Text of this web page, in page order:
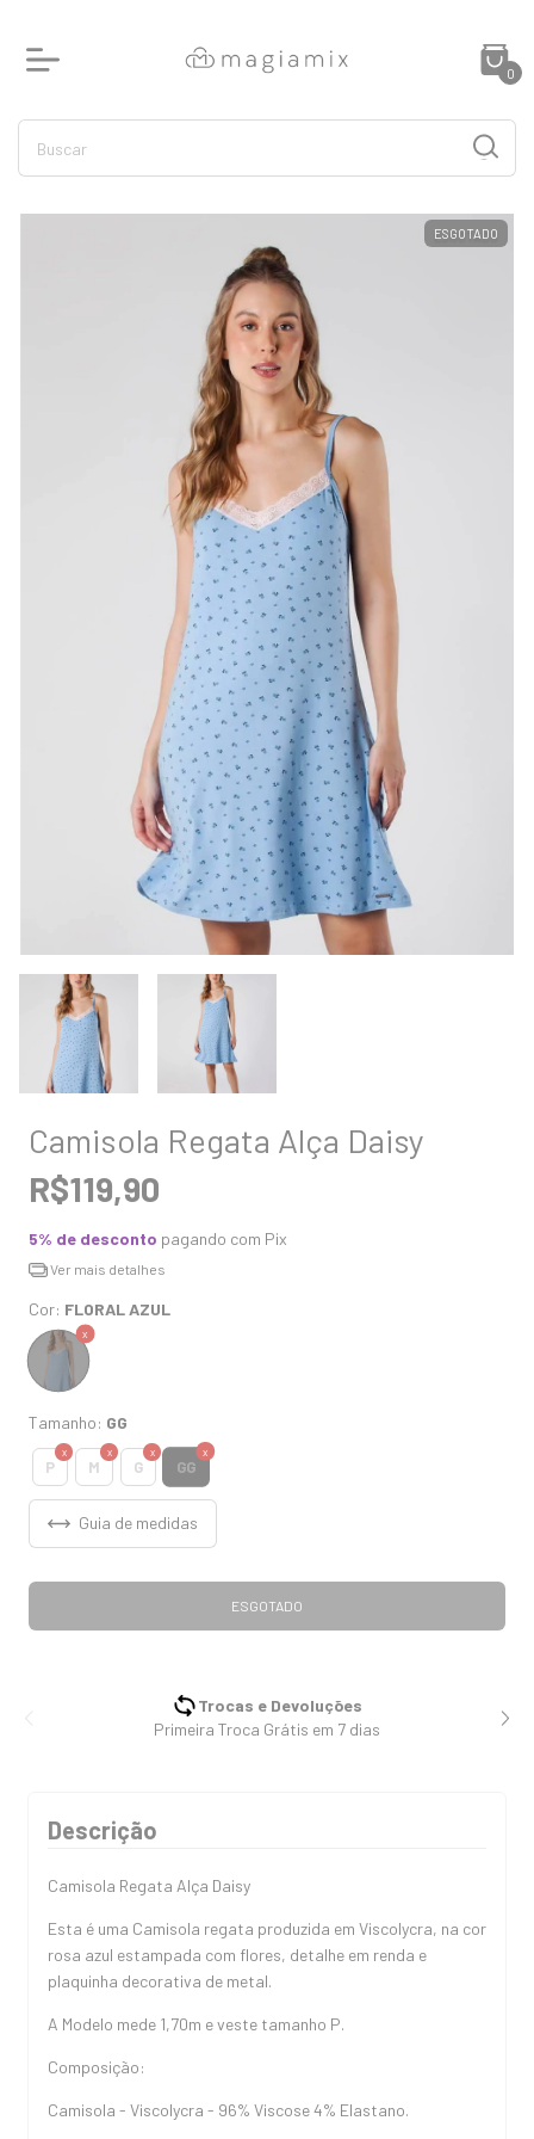
0
ESGOTADO
Camisola Regata Alça Daisy
R$119,90
5% de desconto pagando com Pix
Ver mais detalhes
Cor: FLORAL AZUL
Tamanho: GG
P M G GG
Guia de medidas
Trocas e Devoluções
Primeira Troca Grátis em 7 dias
Descrição
Camisola Regata Alça Daisy
Esta é uma Camisola regata produzida em Viscolycra, na cor
rosa azul estampada com flores, detalhe em renda e
plaquinha decorativa de metal.
A Modelo mede 1,70m e veste tamanho P.
Composição:
Camisola - Viscolycra - 96% Viscose 4% Elastano.